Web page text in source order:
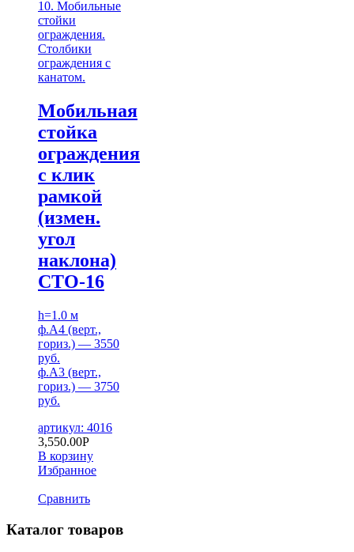
10. Мобильные
стойки
ограждения.
Столбики
ограждения с
канатом.
Мобильная
стойка
ограждения
с клик
рамкой
(измен.
угол
наклона)
СТО-16
h=1.0 м
ф.А4 (верт.,
гориз.) — 3550
руб.
ф.А3 (верт.,
гориз.) — 3750
руб.
артикул: 4016
3,550.00Р
В корзину
Избранное
Сравнить
Каталог товаров